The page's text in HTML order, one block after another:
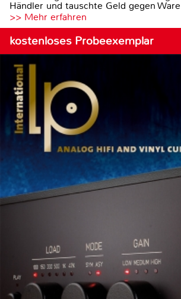
Händler und tauschte Geld gegen
>> Mehr erfahren
kostenloses Probeexemplar